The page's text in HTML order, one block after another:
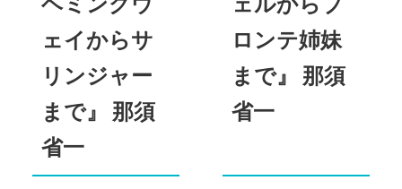
ェイからサ
リンジャー
まで』 那須
省一
ロンテ姉妹
まで』 那須
省一